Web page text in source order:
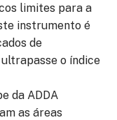
limites para a
instrumento é
de
o índice
da ADDA
as áreas